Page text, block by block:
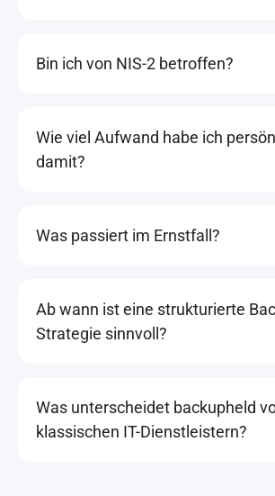
Bin ich von NIS-2 betroffen?
Wie viel Aufwand habe ich
damit?
Was passiert im Ernstfall?
Ab wann ist eine strukturierte
Strategie sinnvoll?
Was unterscheidet backupheld
klassischen IT-Dienstleistern?